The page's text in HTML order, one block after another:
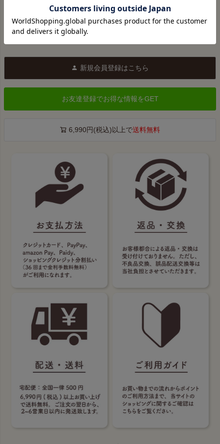
新規会員登録はこちら
お友達登録でお得な情報をGET
6,990円(税込)以上で送料無料